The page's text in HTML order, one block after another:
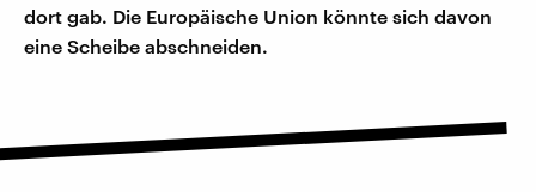
dort gab. Die Europäische Union könnte sich davon
eine Scheibe abschneiden.